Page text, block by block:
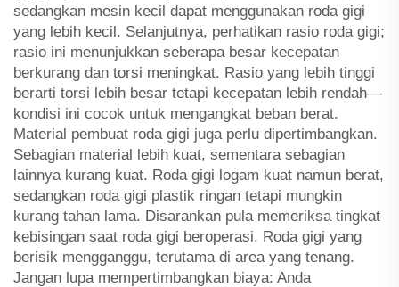
sedangkan mesin kecil dapat menggunakan roda gigi
yang lebih kecil. Selanjutnya, perhatikan rasio roda gigi;
rasio ini menunjukkan seberapa besar kecepatan
berkurang dan torsi meningkat. Rasio yang lebih tinggi
berarti torsi lebih besar tetapi kecepatan lebih rendah—
kondisi ini cocok untuk mengangkat beban berat.
Material pembuat roda gigi juga perlu dipertimbangkan.
Sebagian material lebih kuat, sementara sebagian
lainnya kurang kuat. Roda gigi logam kuat namun berat,
sedangkan roda gigi plastik ringan tetapi mungkin
kurang tahan lama. Disarankan pula memeriksa tingkat
kebisingan saat roda gigi beroperasi. Roda gigi yang
berisik mengganggu, terutama di area yang tenang.
Jangan lupa mempertimbangkan biaya: Anda